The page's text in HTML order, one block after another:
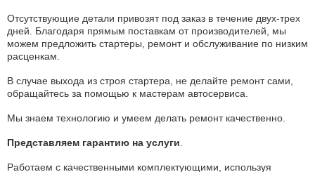
Отсутствующие детали привозят под заказ в течение двух-трех
дней. Благодаря прямым поставкам от производителей, мы
можем предложить стартеры, ремонт и обслуживание по низким
расценкам.
В случае выхода из строя стартера, не делайте ремонт сами,
обращайтесь за помощью к мастерам автосервиса.
Мы знаем технологию и умеем делать ремонт качественно.
Представляем гарантию на услуги
Работаем с качественными комплектующими, используя